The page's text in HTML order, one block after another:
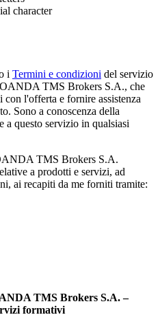
character
i Termini e condizioni del servizio
TMS Brokers S.A., che
con l'offerta e fornire assistenza
Sono a conoscenza della
a questo servizio in qualsiasi
TMS Brokers S.A.
a prodotti e servizi, ad
ai recapiti da me forniti tramite:
TMS Brokers S.A. –
formativi